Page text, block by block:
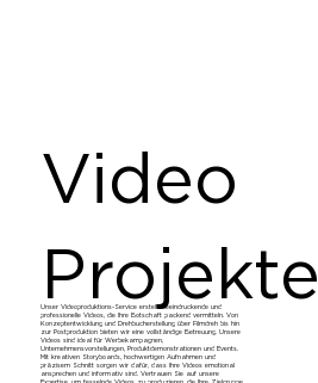
Video
Projekte
Unser Videoproduktions-Service erstellt beeindruckende und
professionelle Videos, die Ihre Botschaft packend vermitteln. Von
Konzeptentwicklung und Drehbucherstellung über Filmdreh bis hin
zur Postproduktion bieten wir eine vollständige Betreuung. Unsere
Videos sind ideal für Werbekampagnen,
Unternehmensvorstellungen, Produktdemonstrationen und Events.
Mit kreativen Storyboards, hochwertigen Aufnahmen und
präzisem Schnitt sorgen wir dafür, dass Ihre Videos emotional
ansprechen und informativ sind. Vertrauen Sie auf unsere